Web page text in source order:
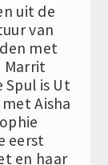
uit de
van
met
Marrit
Spul is Ut
Aisha
eerst
en haar